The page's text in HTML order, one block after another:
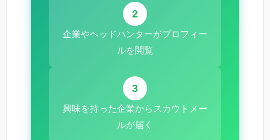
2
企業やヘッドハンターがプロフィー
ルを閲覧
3
興味を持った企業からスカウトメー
ルが届く